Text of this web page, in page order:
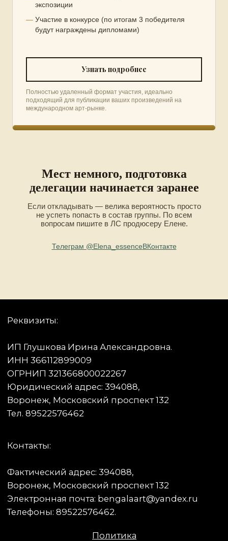
экспозиции
Участие в конкурсе (по итогам 3 победителя
будут награждены дипломами)
Узнать подробнее
Полностью удаленный формат участия, идеально
подходящий для публикации ваших произведений на
международном арт-рынке.
Мест немного, подготовка
делегации начинается заранее
Если откладывать — велика вероятность просто
не успеть попасть в состав группы. По всем
вопросам пишите в ЛС продюсеру Елене.
Телеграм @Elena_essenceВКонтакте
ВКонтакте
Служба поддержки GetCourse